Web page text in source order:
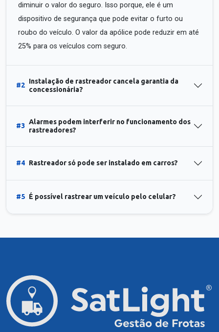
diminuir o valor do seguro. Isso porque, ele é um
dispositivo de segurança que pode evitar o furto ou
roubo do veículo. O valor da apólice pode reduzir em até
25% para os veículos com seguro.
#2
Instalação de rastreador cancela garantia da
concessionária?
#3
Alarmes podem interferir no funcionamento dos
rastreadores?
#4 Rastreador só pode ser instalado em carros?
#5 É possível rastrear um veículo pelo celular?